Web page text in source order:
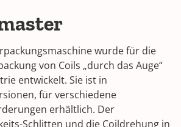
wurde für die
von Coils „durch das Auge“
entwickelt. Sie ist in
für verschiedene
erhältlich. Der
Schlitten und die Coildrehung in